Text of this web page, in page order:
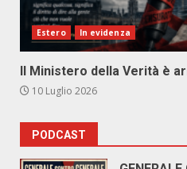
Estero In evidenza
Il Ministero della Verità è
10 Luglio 2026
PODCAST